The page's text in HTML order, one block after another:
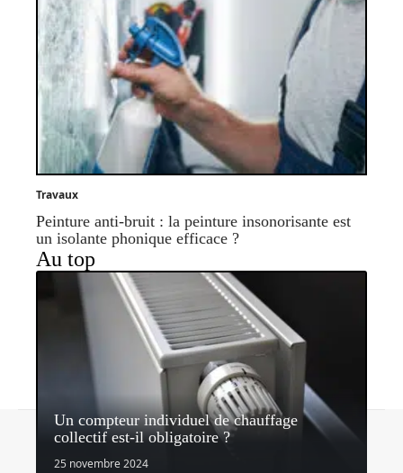
Travaux
Peinture anti-bruit : la peinture insonorisante est
un isolante phonique efficace ?
Au top
Un compteur individuel de chauffage
collectif est-il obligatoire ?
25 novembre 2024© 2026 | quipeutlefaire.fr
Contact Mentions légales Sitemap